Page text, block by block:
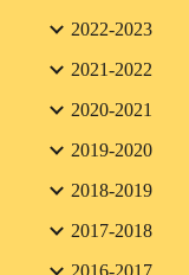
2022-2023
2021-2022
2020-2021
2019-2020
2018-2019
2017-2018
2016-2017